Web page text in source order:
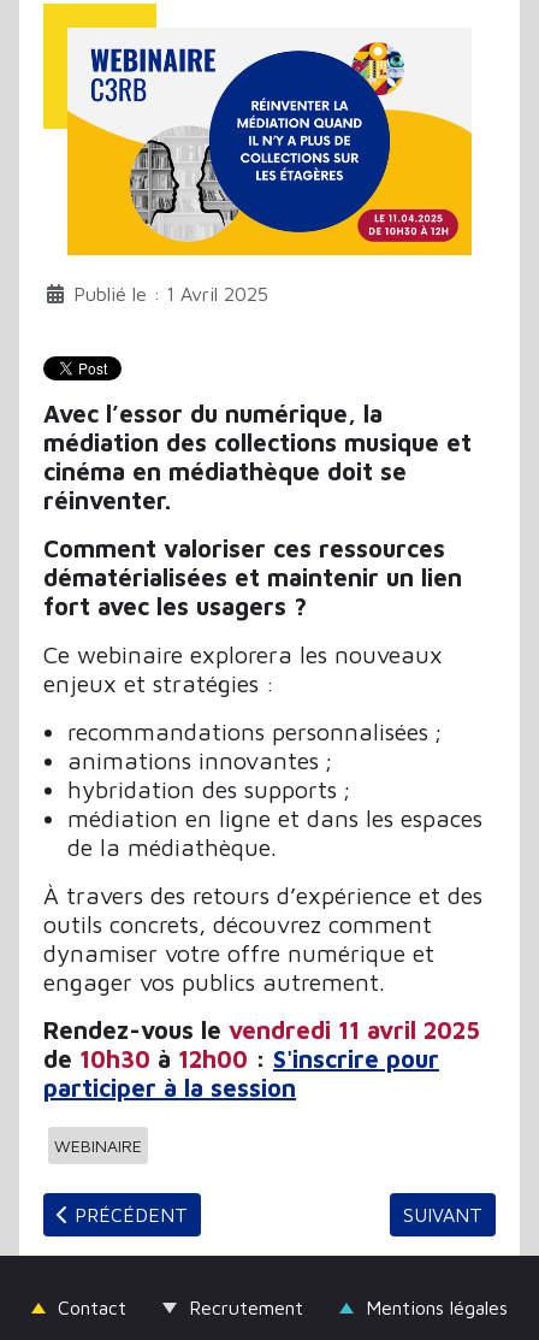
Publié le : 1 Avril 2025
Avec l’essor du numérique, la
médiation des collections musique et
cinéma en médiathèque doit se
réinventer.
Comment valoriser ces ressources
dématérialisées et maintenir un lien
fort avec les usagers ?
Ce webinaire explorera les nouveaux
enjeux et stratégies :
recommandations personnalisées ;
animations innovantes ;
hybridation des supports ;
médiation en ligne et dans les espaces
de la médiathèque.
À travers des retours d’expérience et des
outils concrets, découvrez comment
dynamiser votre offre numérique et
engager vos publics autrement.
Rendez-vous le vendredi 11 avril 2025
de 10h30 à 12h00 : S'inscrire pour
participer à la session
WEBINAIRE
ARTICLE PRÉCÉDENT : LES ACQUISITIONS
PRÉCÉDENT ARTICLE
SUIVANT
Contact Recrutement Mentions légales